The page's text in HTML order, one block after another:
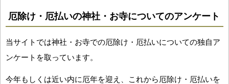
厄除け・厄払いの神社・お寺についてのアンケート
当サイトでは神社・お寺での厄除け・厄払いについての独自ア
ンケートを取っています。
今年もしくは近い内に厄年を迎え、これから厄除け・厄払いを